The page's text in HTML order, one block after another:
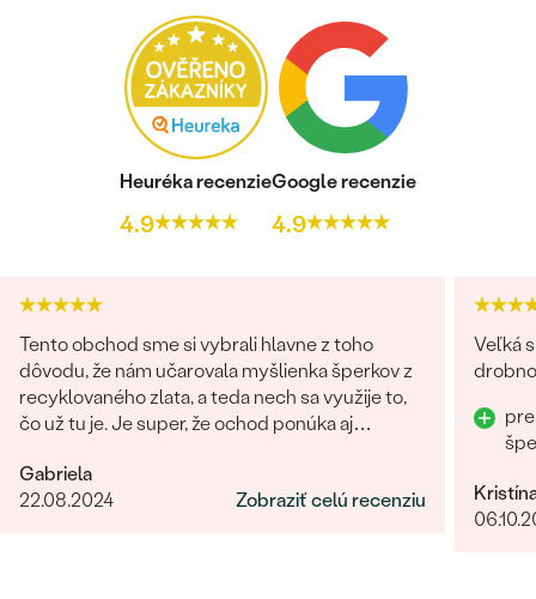
Heuréka recenzie
4.9
Google recenzie
4.9
Tento obchod sme si vybrali hlavne z toho
dôvodu, že nám učarovala myšlienka šperkov z
recyklovaného zlata, a teda nech sa využije to,
čo už tu je. Je super, že ochod ponúka aj
namiesto prírodných. Čo sa týka showroomu v
Bratislave, môžem len odporúčať. Pani Marianna
Gabriela
22.08.2024
Zobraziť celú recenziu
Veľká